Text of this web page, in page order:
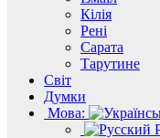
Кілія
Рені
Сарата
Тарутине
Світ
Думки
Мова: